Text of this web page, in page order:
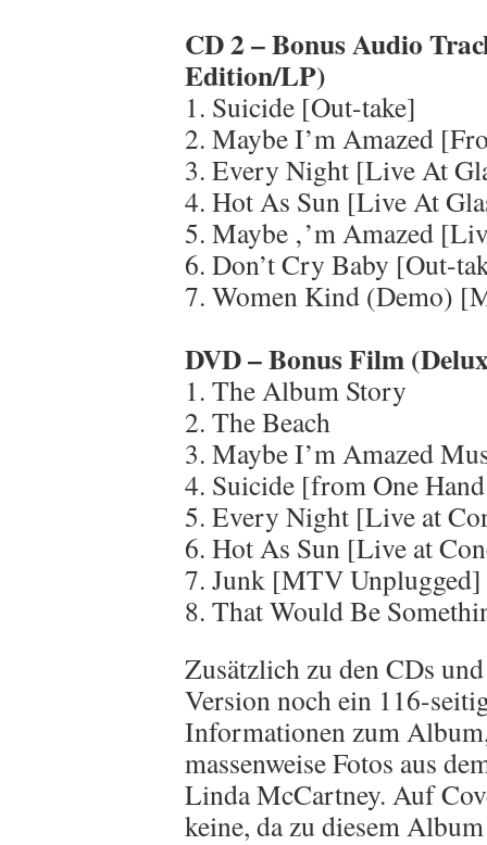
CD 2 – Bonus Audio
Edition/LP)
1. Suicide [Out-take]
2. Maybe I’m Amazed
3. Every Night [Live At
4. Hot As Sun [Live At
5. Maybe ‚’m Amazed
6. Don’t Cry Baby [Out-
7. Women Kind (Demo)
DVD – Bonus Film
1. The Album Story
2. The Beach
3. Maybe I’m Amazed
4. Suicide [from One
5. Every Night [Live at
6. Hot As Sun [Live at
7. Junk [MTV Unplugged]
8. That Would Be
Zusätzlich zu den CDs
Version noch ein 116-
Informationen zum
massenweise Fotos aus
Linda McCartney. Auf
keine, da zu diesem